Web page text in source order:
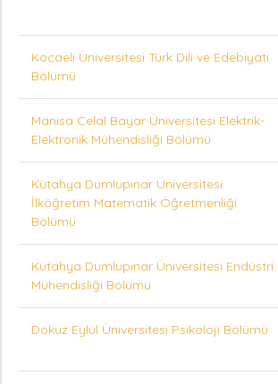
Kocaeli Üniversitesi Türk Dili ve Edebiyatı
Bölümü
Manisa Celal Bayar Üniversitesi Elektrik-
Elektronik Mühendisliği Bölümü
Kütahya Dumlupınar Üniversitesi
İlköğretim Matematik Öğretmenliği
Bölümü
Kütahya Dumlupınar Üniversitesi Endüstri
Mühendisliği Bölümü
Dokuz Eylül Üniversitesi Psikoloji Bölümü